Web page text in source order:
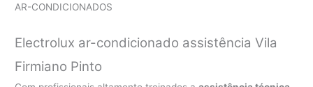
AR-CONDICIONADOS
Electrolux ar-condicionado assistência Vila
Firmiano Pinto